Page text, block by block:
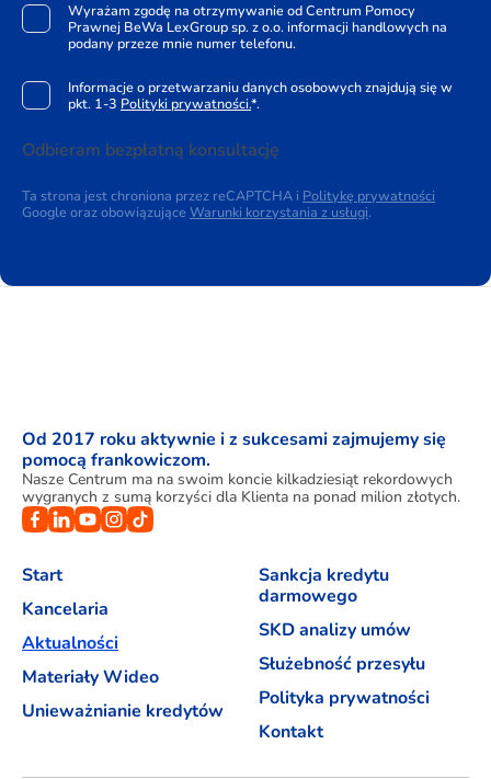
Wyrażam zgodę na otrzymywanie od Centrum Pomocy
Prawnej BeWa LexGroup sp. z o.o. informacji handlowych na
podany przeze mnie numer telefonu.
Informacje o przetwarzaniu danych osobowych znajdują się w
pkt. 1-3 Polityki prywatności.*.
Odbieram bezpłatną konsultację
Ta strona jest chroniona przez reCAPTCHA i Politykę prywatności
Google oraz obowiązujące Warunki korzystania z usługi.
Od 2017 roku aktywnie i z sukcesami zajmujemy się
pomocą frankowiczom.
Nasze Centrum ma na swoim koncie kilkadziesiąt rekordowych
wygranych z sumą korzyści dla Klienta na ponad milion złotych.
Start
Kancelaria
Aktualności
Materiały Wideo
Unieważnianie kredytów
Sankcja kredytu
darmowego
SKD analizy umów
Służebność przesyłu
Polityka prywatności
Kontakt